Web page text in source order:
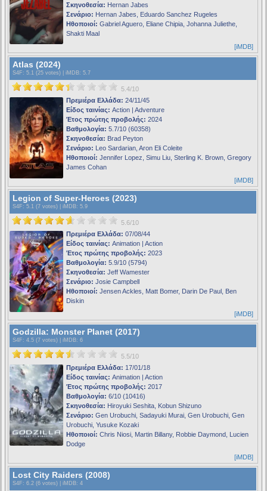
Σκηνοθεσία: Hernan Jabes
Σενάριο: Hernan Jabes, Eduardo Sanchez Rugeles
Ηθοποιοί: Gabriel Aguero, Eliane Chipia, Johanna Juliethe,
Shakti Maal
[iMDB]
Atlas (2024)
S4F : 5.1 (25 votes) | iMDB: 5.7
5.4/10
Πρεμιέρα Ελλάδα: 24/11/45
Είδος ταινίας: Action | Adventure
Έτος πρώτης προβολής: 2024
Βαθμολογία: 5.7/10 (60358)
Σκηνοθεσία: Brad Peyton
Σενάριο: Leo Sardarian, Aron Eli Coleite
Ηθοποιοί: Jennifer Lopez, Simu Liu, Sterling K. Brown, Gregory
James Cohan
[iMDB]
Legion of Super-Heroes (2023)
S4F : 5.1 (7 votes) | iMDB: 5.9
5.6/10
Πρεμιέρα Ελλάδα: 07/08/44
Είδος ταινίας: Animation | Action
Έτος πρώτης προβολής: 2023
Βαθμολογία: 5.9/10 (5794)
Σκηνοθεσία: Jeff Wamester
Σενάριο: Josie Campbell
Ηθοποιοί: Jensen Ackles, Matt Bomer, Darin De Paul, Ben
Diskin
[iMDB]
Godzilla: Monster Planet (2017)
S4F : 4.5 (7 votes) | iMDB: 6
5.5/10
Πρεμιέρα Ελλάδα: 17/01/18
Είδος ταινίας: Animation | Action
Έτος πρώτης προβολής: 2017
Βαθμολογία: 6/10 (10416)
Σκηνοθεσία: Hiroyuki Seshita, Kobun Shizuno
Σενάριο: Gen Urobuchi, Sadayuki Murai, Gen Urobuchi, Gen
Urobuchi, Yusuke Kozaki
Ηθοποιοί: Chris Niosi, Martin Billany, Robbie Daymond, Lucien
Dodge
[iMDB]
Lost City Raiders (2008)
S4F : 6.2 (6 votes) | iMDB: 4